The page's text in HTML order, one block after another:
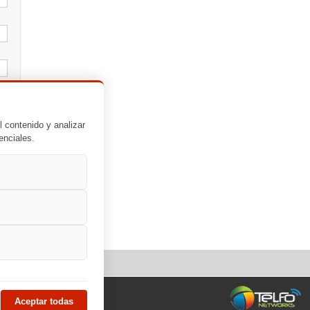
contenido y analizar
Aceptar todas